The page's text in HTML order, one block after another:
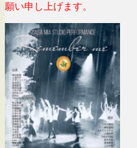
願い申し上げます。